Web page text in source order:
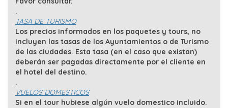
.
TASA DE TURISMO
Los precios informados en los paquetes y tours, no
incluyen las tasas de los Ayuntamientos o de Turismo
de las ciudades. Esta tasa (en el caso que existan)
deberán ser pagadas directamente por el cliente en
el hotel del destino.
.
VUELOS DOMESTICOS
Si en el tour hubiese algún vuelo domestico incluido.